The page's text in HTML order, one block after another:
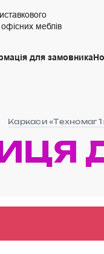
меблів
для замовника
Каркаси «Техномаг